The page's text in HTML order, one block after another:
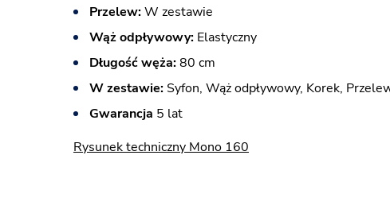
Przelew:W zestawie
Wąż odpływowy: Elastyczny
Długość węża:80 cm
W zestawie: Syfon, Wąż odpływowy, Korek,
Gwarancja 5 lat
Rysunek techniczny Mono 160